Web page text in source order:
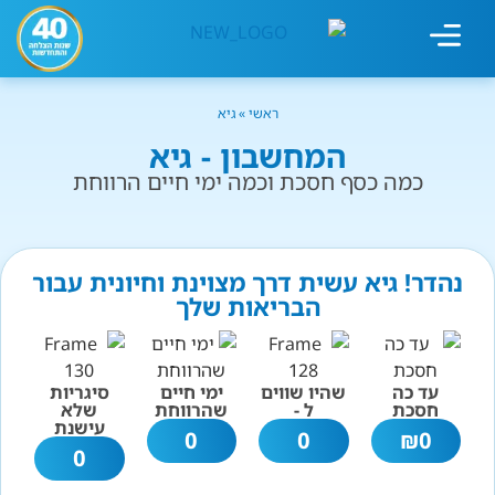
ראשי»גיא
המחשבון - גיא
כמה כסף חסכת וכמה ימי חיים הרווחת
נהדר! גיא עשית דרך מצוינת וחיונית עבור
הבריאות שלך
עד כה
חסכת
0
₪
שהיו שווים
ל -
0
ימי חיים
שהרווחת
0
סיגריות
שלא
עישנת
0